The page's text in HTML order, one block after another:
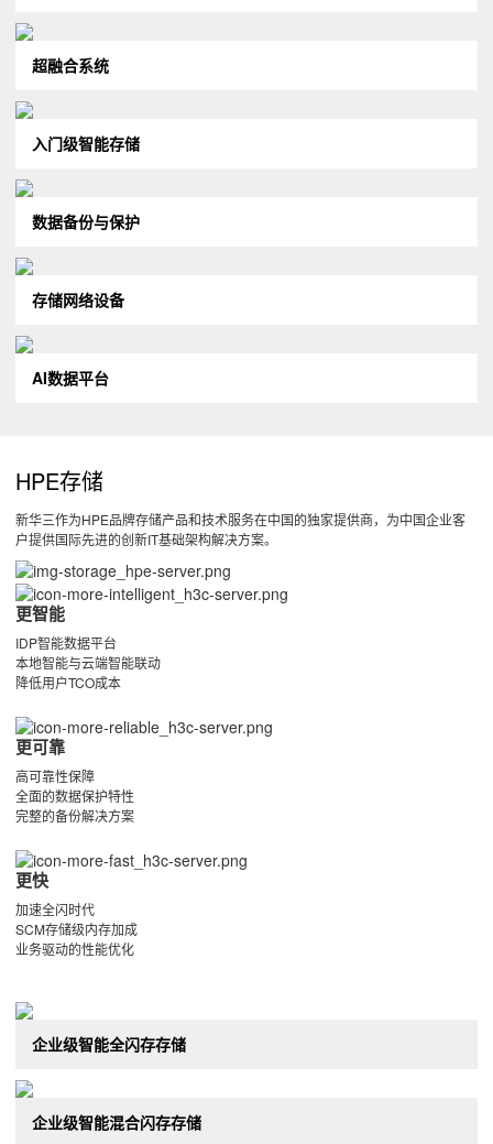
超融合系统
入门级智能存储
数据备份与保护
存储网络设备
AI数据平台
HPE存储
新华三作为HPE品牌存储产品和技术服务在中国的独家提供商，为中国企业客
户提供国际先进的创新IT基础架构解决方案。
更智能
IDP智能数据平台
本地智能与云端智能联动
降低用户TCO成本
更可靠
高可靠性保障
全面的数据保护特性
完整的备份解决方案
更快
加速全闪时代
SCM存储级内存加成
业务驱动的性能优化
企业级智能全闪存存储
企业级智能混合闪存存储